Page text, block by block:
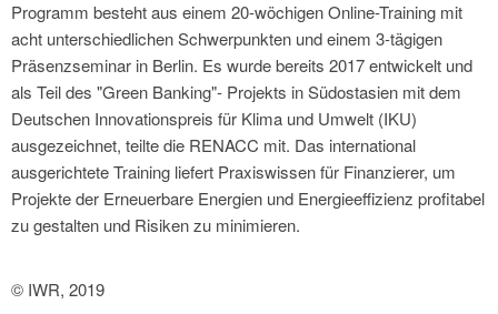
Programm besteht aus einem 20-wöchigen Online-Training mit
acht unterschiedlichen Schwerpunkten und einem 3-tägigen
Präsenzseminar in Berlin. Es wurde bereits 2017 entwickelt und
als Teil des "Green Banking"- Projekts in Südostasien mit dem
Deutschen Innovationspreis für Klima und Umwelt (IKU)
ausgezeichnet, teilte die RENACC mit. Das international
ausgerichtete Training liefert Praxiswissen für Finanzierer, um
Projekte der Erneuerbare Energien und Energieeffizienz profitabel
zu gestalten und Risiken zu minimieren.
© IWR, 2019